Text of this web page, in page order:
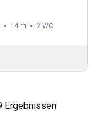
14 m 2 WC
Ergebnissen